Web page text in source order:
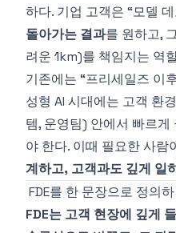
하다. 기업 고객은 “모델
돌아가는 결과를 원하고,
려운 1km)를 책임지는 역
기존에는 “프리세일즈 이
성형 AI 시대에는 고객 환
템, 운영팀) 안에서 빠르
야 한다. 이때 필요한 사람
계하고, 고객과도 깊게 일
FDE를 한 문장으로 정의
FDE는 고객 현장에 깊게